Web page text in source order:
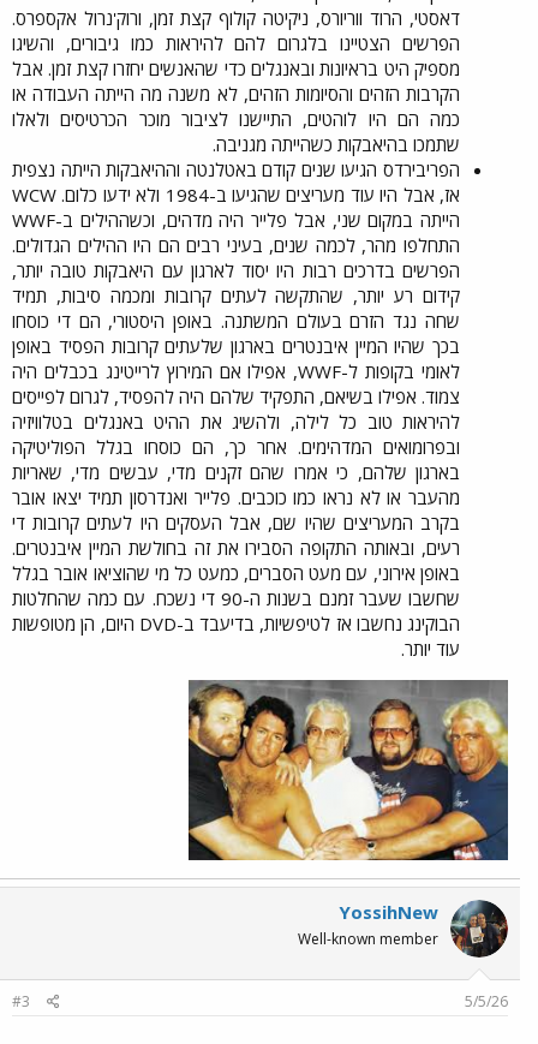
דאסטי, הרוד ווריורס, ניקיטה קולוף קצת זמן, ורוק'נרול אקספרס.
הפרשים הצטיינו בלגרום להם להיראות כמו גיבורים, והשיגו
מספיק היט בראיונות ובאנגלים כדי שהאנשים יחזרו קצת זמן. אבל
הקרבות הזהים והסיומות הזהים, לא משנה מה הייתה העבודה או
כמה הם היו לוהטים, התיישנו לציבור מוכר הכרטיסים ולאלו
שתמכו בהיאבקות כשהייתה מגניבה.​
הפריבירדס הגיעו שנים קודם באטלנטה וההיאבקות הייתה נצפית
אז, אבל היו עוד מעריצים שהגיעו ב-1984 ולא ידעו כלום. WCW
הייתה במקום שני, אבל פלייר היה מדהים, וכשההילים ב-WWF
התחלפו מהר, לכמה שנים, בעיני רבים הם היו ההילים הגדולים.
הפרשים בדרכים רבות היו יסוד לארגון עם היאבקות טובה יותר,
קידום רע יותר, שהתקשה לעתים קרובות ומכמה סיבות, תמיד
שחה נגד הזרם בעולם המשתנה. באופן היסטורי, הם די כוסחו
בכך שהיו המיין איבנטרים בארגון שלעתים קרובות הפסיד באופן
לאומי בקופות ל-WWF, אפילו אם המירוץ לרייטינג בכבלים היה
צמוד. אפילו בשיאם, התפקיד שלהם היה להפסיד, לגרום לפייסים
להיראות טוב כל לילה, ולהשיג את ההיט באנגלים בטלוויזיה
ובפרומואים המדהימים. אחר כך, הם כוסחו בגלל הפוליטיקה
בארגון שלהם, כי אמרו שהם זקנים מדי, עבשים מדי, שאריות
מהעבר או לא נראו כמו כוכבים. פלייר ואנדרסון תמיד יצאו אובר
בקרב המעריצים שהיו שם, אבל העסקים היו לעתים קרובות די
רעים, ובאותה התקופה הסבירו את זה בחולשת המיין איבנטרים.
באופן אירוני, עם מעט הסברים, כמעט כל מי שהוציאו אובר בגלל
שחשבו שעבר זמנם בשנות ה-90 די נשכח. עם כמה שהחלטות
הבוקינג נחשבו אז לטיפשיות, בדיעבד ב-DVD היום, הן מטופשות
עוד יותר.​
YossihNew
Well-known member
5/5/26
#3